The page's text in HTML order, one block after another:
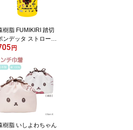
日本製
樹脂 FUMIKIRI 踏切
ンデッタ ストロー付
ボトル400ml 水筒 ボ
プラボトル ストロ
き プッシュ式 食洗
応 キッズ ジュニア
も 行楽 遠足 保育園
園 学校 入園 入学 日
円
樹脂 いしよわちゃん